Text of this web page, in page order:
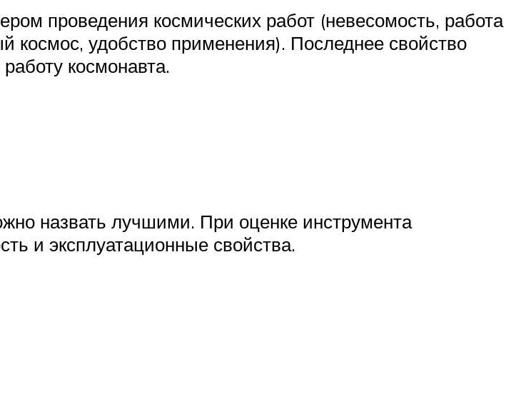
проведения космических работ (невесомость, работа
удобство применения). Последнее свойство
космонавта.
назвать лучшими. При оценке инструмента
и эксплуатационные свойства.